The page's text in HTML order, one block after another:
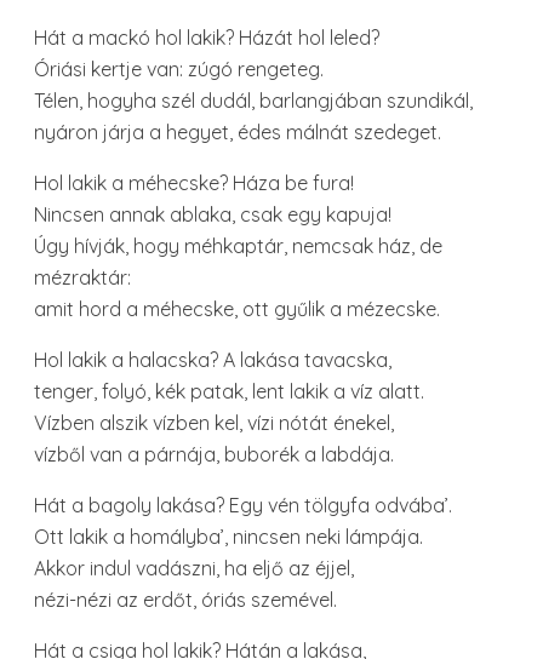
Hát a mackó hol lakik? Házát hol leled?
Óriási kertje van: zúgó rengeteg.
Télen, hogyha szél dudál, barlangjában szundikál,
nyáron járja a hegyet, édes málnát szedeget.
Hol lakik a méhecske? Háza be fura!
Nincsen annak ablaka, csak egy kapuja!
Úgy hívják, hogy méhkaptár, nemcsak ház, de
mézraktár:
amit hord a méhecske, ott gyűlik a mézecske.
Hol lakik a halacska? A lakása tavacska,
tenger, folyó, kék patak, lent lakik a víz alatt.
Vízben alszik vízben kel, vízi nótát énekel,
vízből van a párnája, buborék a labdája.
Hát a bagoly lakása? Egy vén tölgyfa odvába’.
Ott lakik a homályba’, nincsen neki lámpája.
Akkor indul vadászni, ha eljő az éjjel,
nézi-nézi az erdőt, óriás szemével.
Hát a csiga hol lakik? Hátán a lakása,